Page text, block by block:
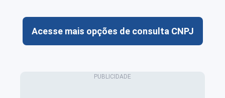
Acesse mais opções de consulta CNPJ